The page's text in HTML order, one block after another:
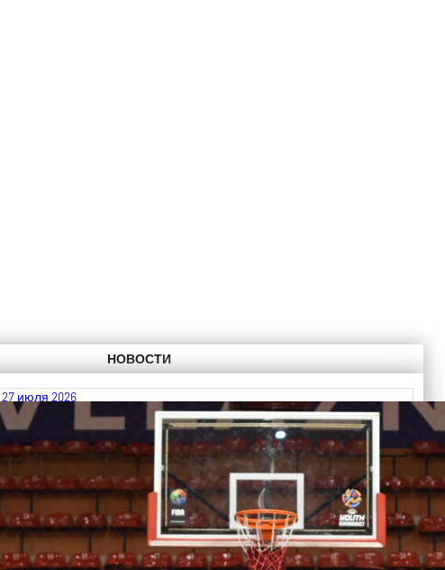
НОВОСТИ
27 июля 2026
Итоги FIBA U18 EuroBasket 2026, Division C
КалендарьТаблица Выберите Обзор Статистика Матч сыгран 0
Читать далее